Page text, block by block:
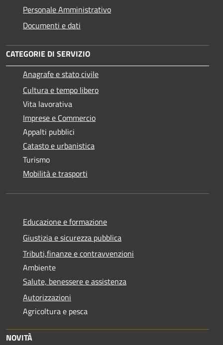
Personale Amministrativo
Documenti e dati
CATEGORIE DI SERVIZIO
Anagrafe e stato civile
Cultura e tempo libero
Vita lavorativa
Imprese e Commercio
Appalti pubblici
Catasto e urbanistica
Turismo
Mobilità e trasporti
Educazione e formazione
Giustizia e sicurezza pubblica
Tributi,finanze e contravvenzioni
Ambiente
Salute, benessere e assistenza
Autorizzazioni
Agricoltura e pesca
NOVITÀ